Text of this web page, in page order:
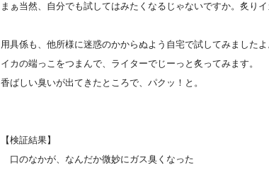
まぁ当然、自分でも試してはみたくなるじゃないですか。炙りイ
用具係も、他所様に迷惑のかからぬよう自宅で試してみましたよ
イカの端っこをつまんで、ライターでじーっと炙ってみます。
香ばしい臭いが出てきたところで、パクッ！と。
【検証結果】
口のなかが、なんだか微妙にガス臭くなった